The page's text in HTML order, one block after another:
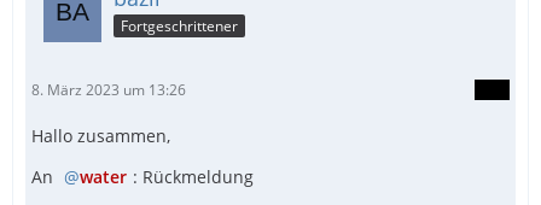
Fortgeschrittener
8. März 2023 um 13:26
Hallo zusammen,
An
water : Rückmeldung